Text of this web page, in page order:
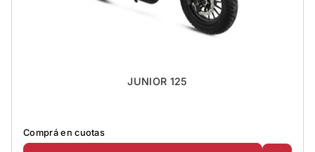
JUNIOR 125
Comprá en cuotas